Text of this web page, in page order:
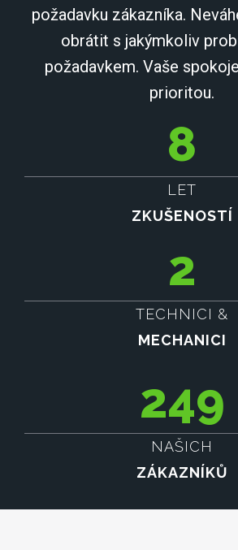
požadavku zákazníka.
obrátit s jakýmkoliv
požadavkem. Vaše
prioritou.
8
LET
ZKUŠENOSTÍ
2
TECHNICI &
MECHANICI
249
NAŠICH
ZÁKAZNÍKŮ